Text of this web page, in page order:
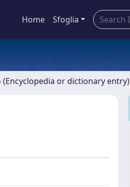
Home Sfoglia
(Encyclopedia or dictionary entry)